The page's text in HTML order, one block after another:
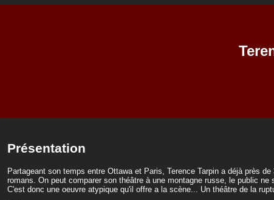
Présentation
Partageant son temps entre Ottawa et Paris, Terence Tarpin a déjà près
romans. On peut comparer son théâtre à une montagne russe, le public ne
C'est donc une oeuvre atypique qu'il offre a la scène... Un théâtre de la